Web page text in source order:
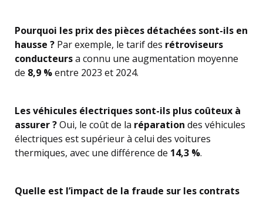
Pourquoi les prix des pièces détachées sont-ils en
hausse ? Par exemple, le tarif des rétroviseurs
conducteursa connu une augmentation moyenne
de 8,9 %entre 2023 et 2024.
Les véhicules électriques sont-ils plus coûteux à
assurer ?Oui, le coût de la réparation des véhicules
électriques est supérieur à celui des voitures
thermiques, avec une différence de 14,3 %.
Quelle est l’impact de la fraude sur les contrats